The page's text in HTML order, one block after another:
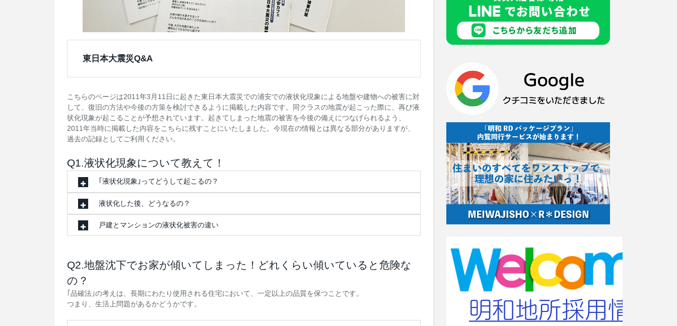
東日本大震災Q&A
こちらのページは2011年3月11日に起きた東日本大震災での浦安での液状化現象による地盤や建物への被害に対
して、復旧の方法や今後の方策を検討できるように掲載した内容です。同クラスの地震が起こった際に、再び液
状化現象が起こることが予想されています。起きてしまった地震の被害を今後の備えにつなげられるよう、
2011年当時に掲載した内容をこちらに残すことにいたしました。今現在の情報とは異なる部分がありますが、
過去の記録としてご利用ください。
Q1.液状化現象について教えて！
｢液状化現象｣ってどうして起こるの？
液状化した後、どうなるの？
戸建とマンションの液状化被害の違い
Q2.地盤沈下でお家が傾いてしまった！どれくらい傾いていると危険な
の？
｢品確法｣の考えは、長期にわたり使用される住宅において、一定以上の品質を保つことです。
つまり、生活上問題があるかどうかです。